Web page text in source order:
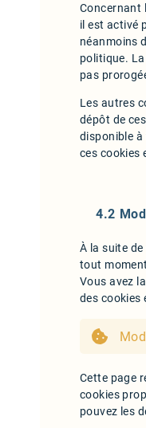
Concernant
il est activé
néanmoins
politique. La
pas
Les autres
dépôt de
disponible
ces cookies
4.2
À la suite
tout
Vous avez
des cookies
Cette page
cookies
pouvez les